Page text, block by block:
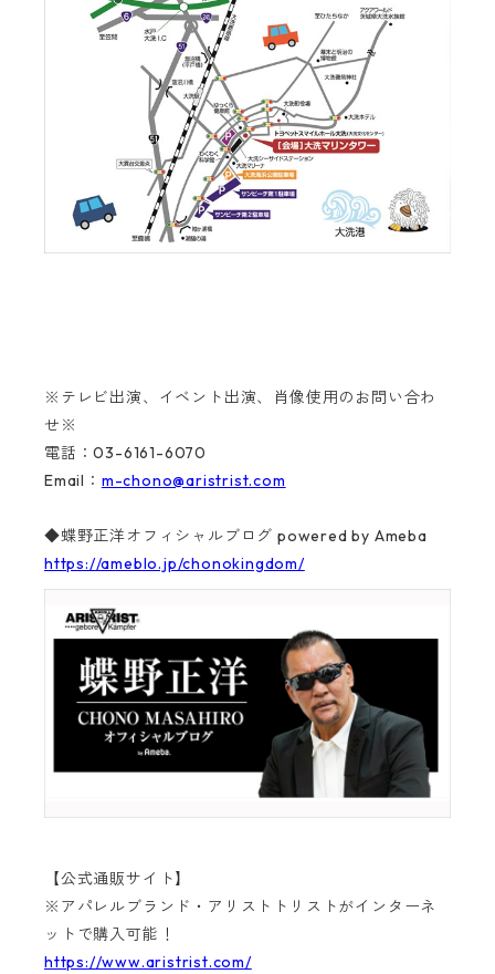
※テレビ出演、イベント出演、肖像使用のお問い合わ
せ※
電話：03-6161-6070
Email： m-chono@aristrist.com
◆蝶野正洋オフィシャルブログ powered by Ameba
https://ameblo.jp/chonokingdom/
【公式通販サイト】
※アパレルブランド・アリストトリストがインターネ
ットで購入可能！
https://www.aristrist.com/